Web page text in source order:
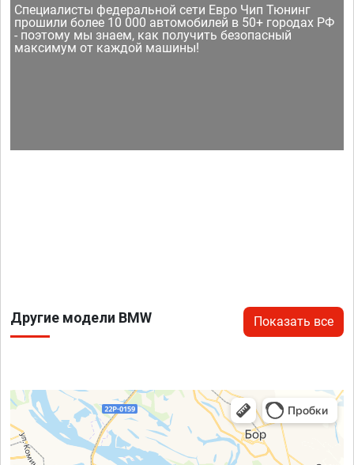
Специалисты федеральной сети Евро Чип Тюнинг
прошили более 10 000 автомобилей в 50+ городах РФ
- поэтому мы знаем, как получить безопасный
максимум от каждой машины!
Другие модели BMW Показать все